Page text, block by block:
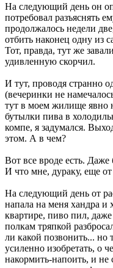
На следующий день он
потребовал разъяснять
продолжалось недели
отбить наконец одну из
Тот, правда, тут же
удивленную скорчил.
И тут, проводя странно
(вечеринки не
тут в моем жилище явно
бутылки пива в
компе, я задумался.
этом. А в чем?
Вот все вроде есть. Даже
И что мне, дураку, еще
На следующий день от
напала на меня хандра и
квартире, пиво пил,
полкам тряпкой
ли какой позвонить... но
усиленно изобретать, о
накормить-напоить, и не